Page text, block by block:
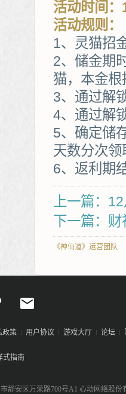
活动时间
活动规则：
1、灵猫招
2、储金期
猫，本金
3、通过解
4、通过解
5、确定储
天数分次
6、返利期
上一篇：
下一篇：
《神仙道》运营团队
政策 用户协议 游戏大厅 论坛
式指南
静安区万荣路700号A1 心动网络股份